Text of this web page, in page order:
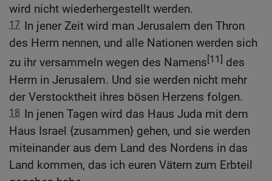
wird nicht wiederhergestellt werden.
17 In jener Zeit wird man Jerusalem den Thron
des Herrn nennen, und alle Nationen werden sich
zu ihr versammeln wegen des Namens[11] des
Herrn in Jerusalem. Und sie werden nicht mehr
der Verstocktheit ihres bösen Herzens folgen.
18 In jenen Tagen wird das Haus Juda mit dem
Haus Israel {zusammen} gehen, und sie werden
miteinander aus dem Land des Nordens in das
Land kommen, das ich euren Vätern zum Erbteil